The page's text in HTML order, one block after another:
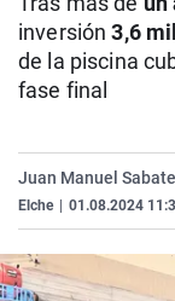
inversión 3,6
de la piscina
fase final
Juan Manuel
Elche 01.08.2024